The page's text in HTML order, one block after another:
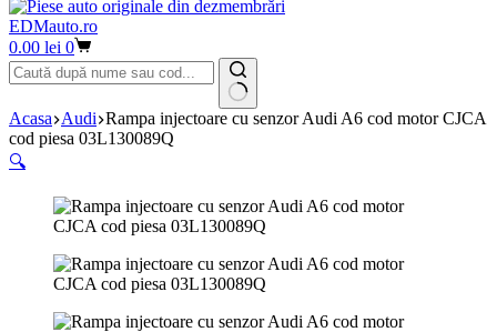
EDMauto.ro
Coș
de
cumpărături
0.00 lei 0
Niciun
rezultat
Acasa Audi Rampa injectoare cu senzor Audi A6 cod motor CJCA
cod piesa 03L130089Q
🔍